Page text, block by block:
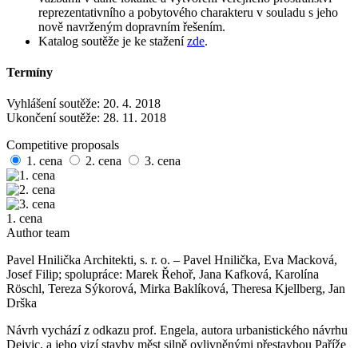
reprezentativního a pobytového charakteru v souladu s jeho
nově navrženým dopravním řešením.
Katalog soutěže je ke staženízde.
Termíny
Vyhlášení soutěže: 20. 4. 2018
Ukončení soutěže: 28. 11. 2018
Competitive proposals
1. cena
2. cena 3. cena
1. cena
Author team
Pavel Hnilička Architekti, s. r. o. – Pavel Hnilička, Eva Macková,
Josef Filip; spolupráce: Marek Řehoř, Jana Kafková, Karolína
Röschl, Tereza Sýkorová, Mirka Baklíková, Theresa Kjellberg, Jan
Drška
Návrh vychází z odkazu prof. Engela, autora urbanistického návrhu
Dejvic, a jeho vizí stavby měst silně ovlivněnými přestavbou Paříže